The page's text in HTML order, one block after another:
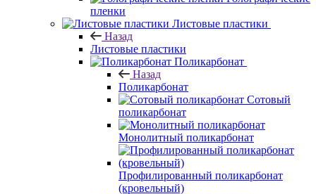
пленки
Листовые пластики
Назад
Листовые пластики
Поликарбонат
Назад
Поликарбонат
Сотовый
поликарбонат
Монолитный поликарбонат
Профилированный поликарбонат
(кровельный)